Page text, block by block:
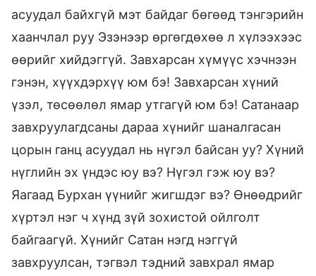
асуудал байхгүй мэт байдаг бөгөөд тэнгэрийн
хаанчлал руу Эзэнээр өргөгдөхөө л хүлээхээс
өөрийг хийдэггүй. Завхарсан хүмүүс хэчнээн
гэнэн, хүүхдэрхүү юм бэ! Завхарсан хүний
үзэл, төсөөлөл ямар утгагүй юм бэ! Сатанаар
завхруулагдсаны дараа хүнийг шаналгасан
цорын ганц асуудал нь нүгэл байсан уу? Хүний
нүглийн эх үндэс юу вэ? Нүгэл гэж юу вэ?
Яагаад Бурхан үүнийг жигшдэг вэ? Өнөөдрийг
хүртэл нэг ч хүнд зүй зохистой ойлголт
байгаагүй. Хүнийг Сатан нэгд нэггүй
завхруулсан, тэгвэл тэдний завхрал ямар